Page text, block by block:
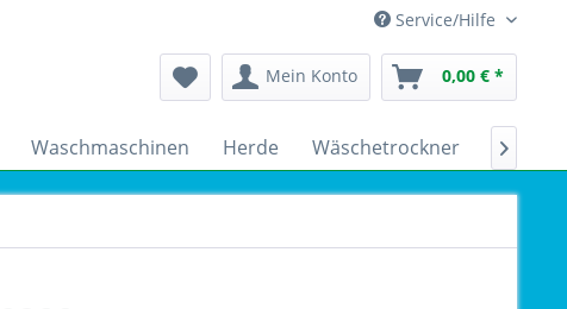
Service/Hilfe
Mein Konto 0,00 € *
Waschmaschinen Herde Wäschetrockner 